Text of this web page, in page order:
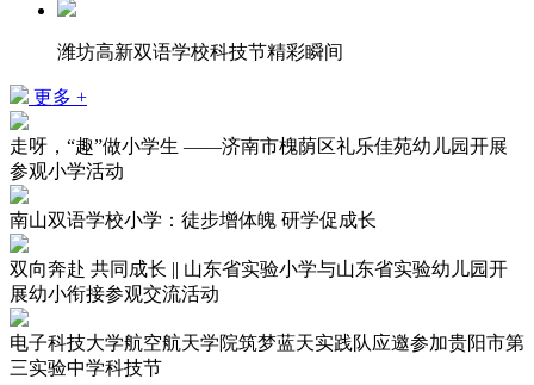
潍坊高新双语学校科技节精彩瞬间
更多 +
走呀，“趣”做小学生 ——济南市槐荫区礼乐佳苑幼儿园开展
参观小学活动
南山双语学校小学：徒步增体魄 研学促成长
双向奔赴 共同成长 || 山东省实验小学与山东省实验幼儿园开
展幼小衔接参观交流活动
电子科技大学航空航天学院筑梦蓝天实践队应邀参加贵阳市第
三实验中学科技节